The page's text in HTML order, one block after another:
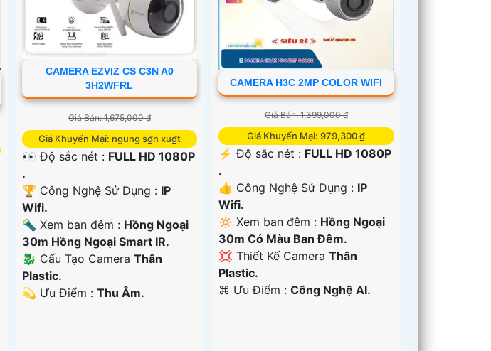
CAMERA EZVIZ CS C3N A0
3H2WFRL
Giá Bán: 1,675,000 ₫
Giá Khuyến Mại: ngung s₫n xu₫t
👀 Độ sắc nét : FULL HD 1080P
.
🏆 Công Nghệ Sử Dụng : IP
Wifi.
🔦 Xem ban đêm : Hồng Ngoại
30m Hồng Ngoại Smart IR.
🐉️ Cấu Tạo Camera Thân
Plastic.
️💫 Ưu Điểm : Thu Âm.
CAMERA H3C 2MP COLOR WIFI
Giá Bán: 1,399,000 ₫
Giá Khuyến Mại: 979,300 ₫
️⚡ Độ sắc nét : FULL HD 1080P
.
👍 Công Nghệ Sử Dụng : IP
Wifi.
🔅 Xem ban đêm : Hồng Ngoại
30m Có Màu Ban Ðêm.
💢 Thiết Kế CameraThân
Plastic.
️⌘ Ưu Điểm :Công Nghệ AI.